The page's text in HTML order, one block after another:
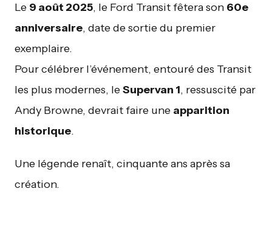
Le 9 août 2025, le Ford Transit fêtera son 60e
anniversaire, date de sortie du premier
exemplaire.
Pour célébrer l’événement, entouré des Transit
les plus modernes, leSupervan 1, ressuscité par
Andy Browne, devrait faire une apparition
historique.
Une légende renaît, cinquante ans après sa
création.